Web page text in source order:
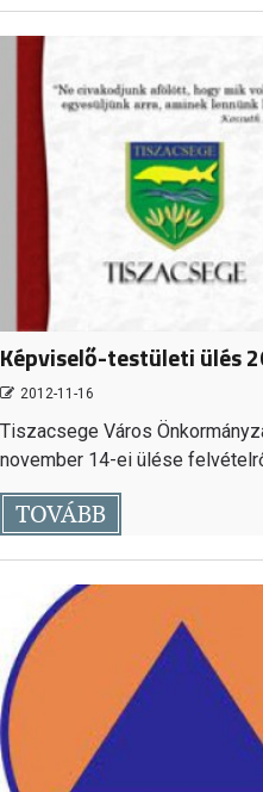
Képviselő-testületi ülés
2012-11-16
Tiszacsege Város
november 14-ei ülése
TOVÁBB